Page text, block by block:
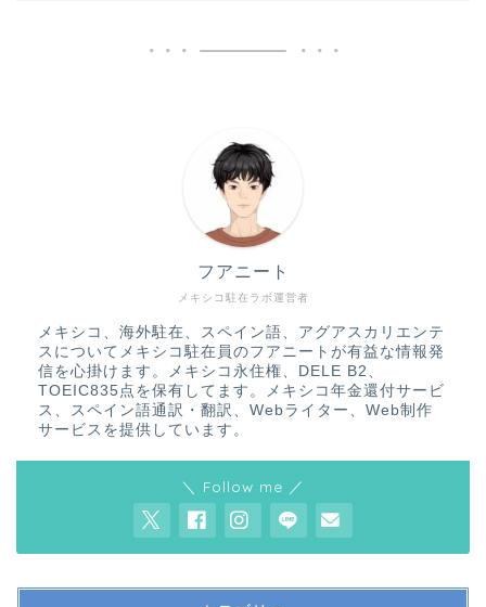
メキシコ駐在ラボ運営者
フアニート
メキシコ、海外駐在、スペイン語、アグアスカリエンテ
スについてメキシコ駐在員のフアニートが有益な情報発
信を心掛けます。メキシコ永住権、DELE B2、
TOEIC835点を保有してます。メキシコ年金還付サービ
ス、スペイン語通訳・翻訳、Webライター、Web制作
サービスを提供しています。
＼ Follow me ／